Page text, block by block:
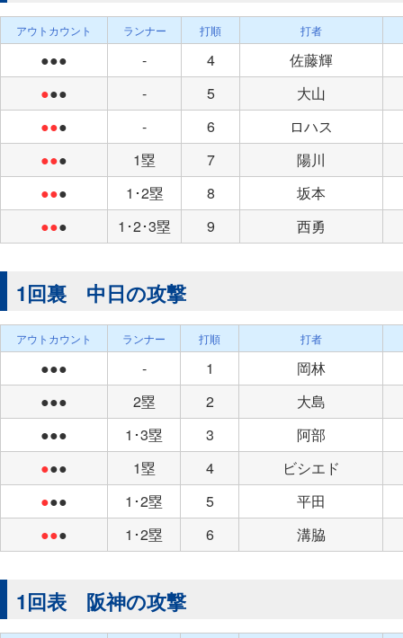
アウトカウント ランナー 打順 打者
●●● - 4
佐藤輝
●●● - 5
大山
●●● - 6
ロハス
●●● 1塁 7
陽川
●●● 1･2塁 8
坂本
●●● 1･2･3塁 9 西勇
1回裏 中日の攻撃
アウトカウント ランナー 打順 打者
●●● - 1
岡林
●●●
2塁 2
大島
●●●
1･3塁 3
阿部
●●● 1塁 4
ビシエド
●●● 1･2塁 5
平田
●●● 1･2塁 6 溝脇
1回表 阪神の攻撃